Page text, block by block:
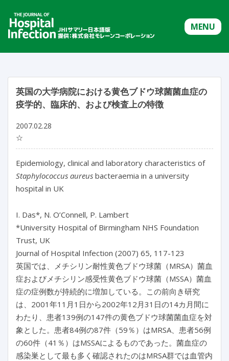
MENU
英国の大学病院における黄色ブドウ球菌菌血症の
疫学的、臨床的、および検査上の特徴
2007.02.28
☆
Epidemiology, clinical and laboratory characteristics of
Staphylococcus aureus bacteraemia in a university
hospital in UK
I. Das*, N. O’Connell, P. Lambert
*University Hospital of Birmingham NHS Foundation
Trust, UK
Journal of Hospital Infection (2007) 65, 117-123
英国では、メチシリン耐性黄色ブドウ球菌（MRSA）菌血
症およびメチシリン感受性黄色ブドウ球菌（MSSA）菌血
症の症例数が持続的に増加している。この前向き研究
は、2001年11月1日から2002年12月31日の14カ月間に
わたり、患者139例の147件の黄色ブドウ球菌菌血症を対
象とした。患者84例の87件（59％）はMRSA、患者56例
の60件（41％）はMSSAによるものであった。菌血症の
感染巣として最も多く確認されたのはMRSA群では血管内